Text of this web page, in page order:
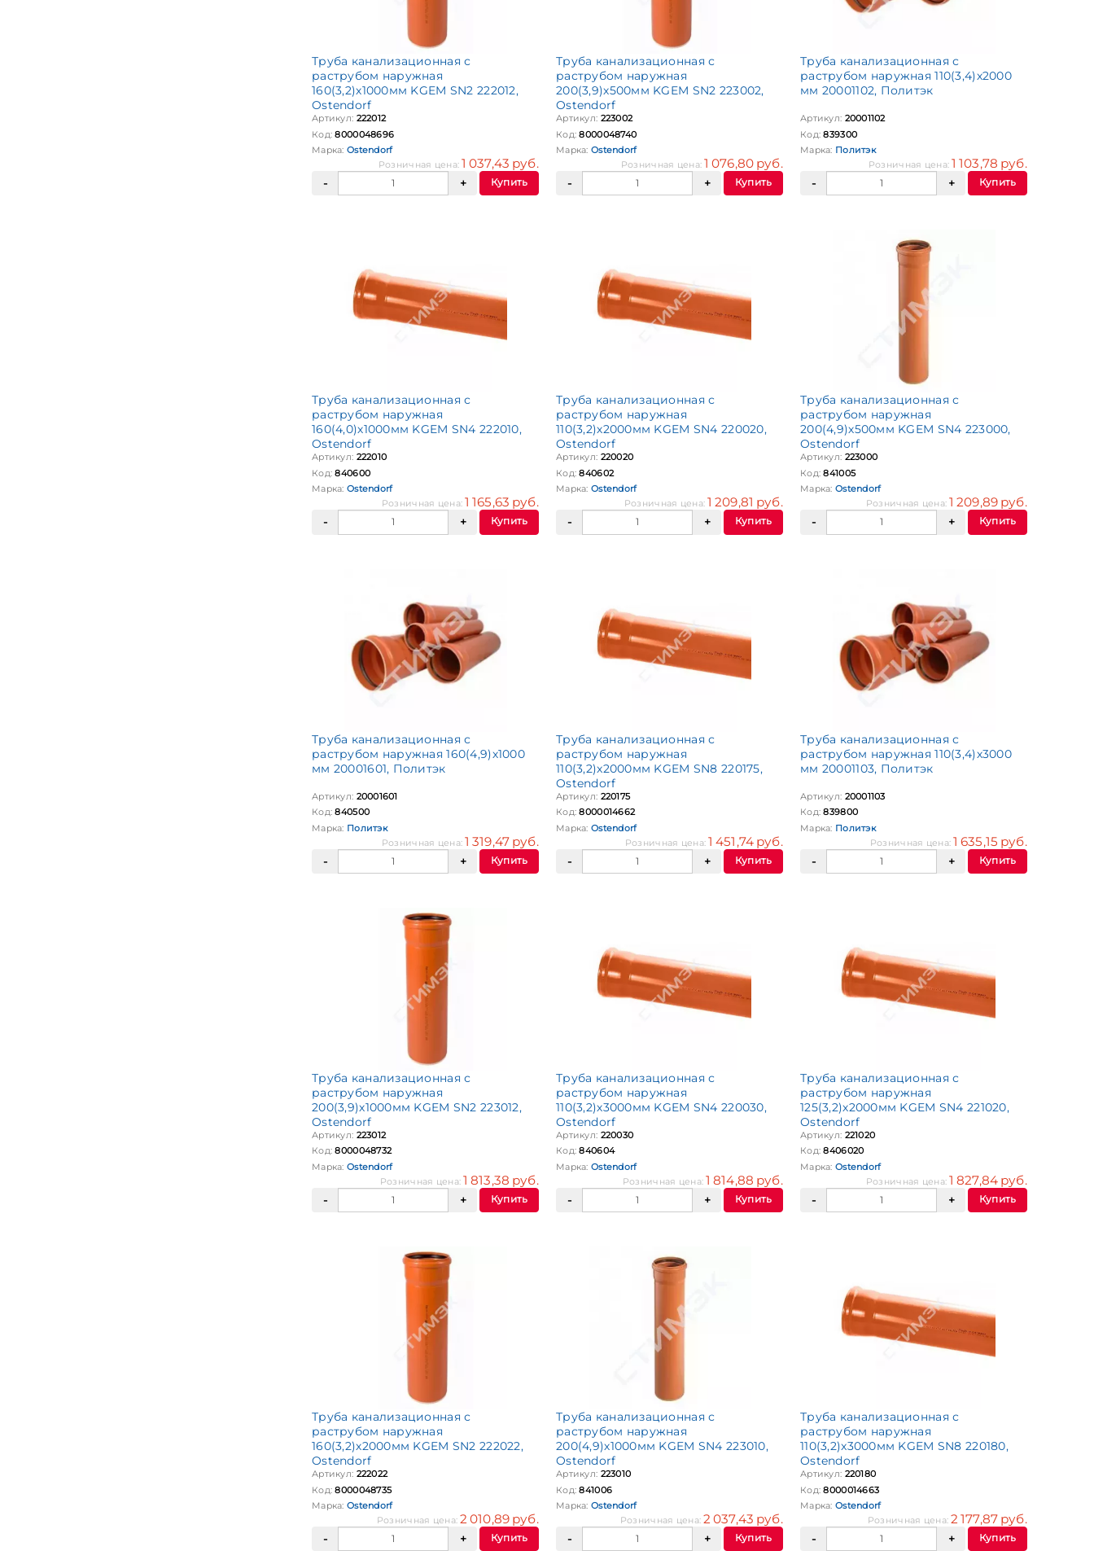
Труба канализационная с
раструбом наружная
160(3,2)х1000мм KGEM SN2 222012,
Ostendorf
Артикул: 222012
Код:8000048696
Марка: Ostendorf
Розничная цена: 1 037,43 руб.
Купить
Труба канализационная с
раструбом наружная
200(3,9)х500мм KGEM SN2 223002,
Ostendorf
Артикул: 223002
Код:8000048740
Марка: Ostendorf
Розничная цена: 1 076,80 руб.
Купить
Труба канализационная с
раструбом наружная 110(3,4)х2000
мм 20001102, Политэк
Артикул: 20001102
Код:839300
Марка: Политэк
Розничная цена: 1 103,78 руб.
Купить
Труба канализационная с
раструбом наружная
160(4,0)х1000мм KGEM SN4 222010,
Ostendorf
Артикул: 222010
Код:840600
Марка: Ostendorf
Розничная цена: 1 165,63 руб.
Купить
Труба канализационная с
раструбом наружная
110(3,2)х2000мм KGEM SN4 220020,
Ostendorf
Артикул: 220020
Код:840602
Марка: Ostendorf
Розничная цена: 1 209,81 руб.
Купить
Труба канализационная с
раструбом наружная
200(4,9)х500мм KGEM SN4 223000,
Ostendorf
Артикул: 223000
Код:841005
Марка: Ostendorf
Розничная цена: 1 209,89 руб.
Купить
Труба канализационная с
раструбом наружная 160(4,9)х1000
мм 20001601, Политэк
Артикул: 20001601
Код:840500
Марка: Политэк
Розничная цена:1 319,47 руб.
Купить
Труба канализационная с
раструбом наружная
110(3,2)x2000мм KGEM SN8 220175,
Ostendorf
Артикул: 220175
Код:8000014662
Марка: Ostendorf
Розничная цена:1 451,74 руб.
Купить
Труба канализационная с
раструбом наружная 110(3,4)х3000
мм 20001103, Политэк
Артикул: 20001103
Код:839800
Марка: Политэк
Розничная цена:1 635,15 руб.
Купить
Труба канализационная с
раструбом наружная
200(3,9)х1000мм KGEM SN2 223012,
Ostendorf
Артикул: 223012
Код:8000048732
Марка: Ostendorf
Розничная цена:1 813,38 руб.
Купить
Труба канализационная с
раструбом наружная
110(3,2)х3000мм KGEM SN4 220030,
Ostendorf
Артикул: 220030
Код:840604
Марка: Ostendorf
Розничная цена:1 814,88 руб.
Купить
Труба канализационная с
раструбом наружная
125(3,2)х2000мм KGEM SN4 221020,
Ostendorf
Артикул: 221020
Код:8406020
Марка: Ostendorf
Розничная цена:1 827,84 руб.
Купить
Труба канализационная с
раструбом наружная
160(3,2)х2000мм KGEM SN2 222022,
Ostendorf
Артикул: 222022
Код:8000048735
Марка: Ostendorf
Розничная цена:2 010,89 руб.
Купить
Труба канализационная с
раструбом наружная
200(4,9)х1000мм KGEM SN4 223010,
Ostendorf
Артикул: 223010
Код:841006
Марка: Ostendorf
Розничная цена:2 037,43 руб.
Купить
Труба канализационная с
раструбом наружная
110(3,2)x3000мм KGEM SN8 220180,
Ostendorf
Артикул: 220180
Код:8000014663
Марка: Ostendorf
Розничная цена:2 177,87 руб.
Купить